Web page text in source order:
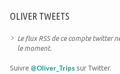
OLIVER TWEETS
Le flux RSS de ce compte twitter
le moment.
Suivre @Oliver_Trips sur Twitter.